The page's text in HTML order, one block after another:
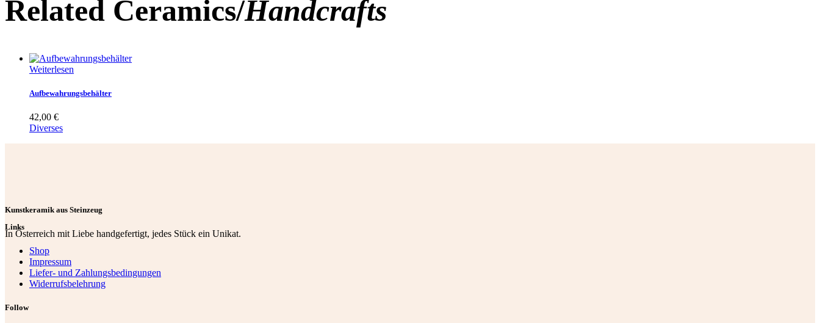
Related Ceramics/Handcrafts
Weiterlesen
Aufbewahrungsbehälter
42,00 €
Diverses
Kunstkeramik aus Steinzeug
In Österreich mit Liebe handgefertigt, jedes Stück ein Unikat.
Links
Shop
Impressum
Liefer- und Zahlungsbedingungen
Widerrufsbelehrung
Follow